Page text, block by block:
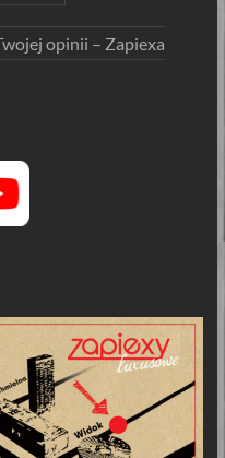
opinii – Zapiexa